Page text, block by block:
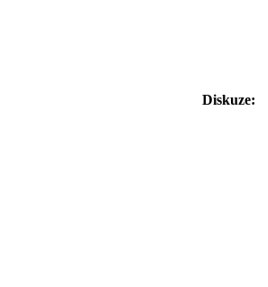
Diskuze: